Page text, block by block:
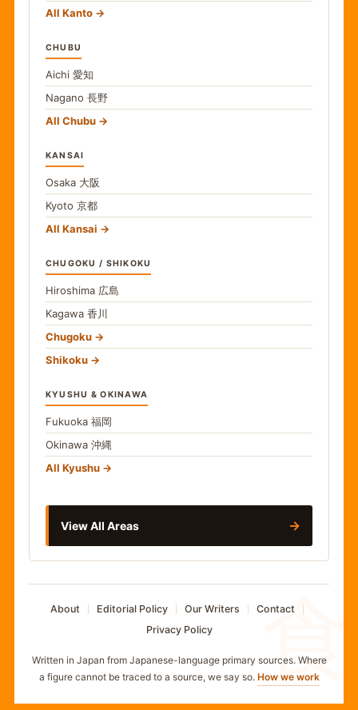
食
All Kanto
CHUBU
Aichi 愛知
Nagano 長野
All Chubu
KANSAI
Osaka 大阪
Kyoto 京都
All Kansai
CHUGOKU / SHIKOKU
Hiroshima 広島
Kagawa 香川
Chugoku
Shikoku
KYUSHU & OKINAWA
Fukuoka 福岡
Okinawa 沖縄
All Kyushu
View All Areas →
About Editorial Policy Our Writers
Contact
Privacy Policy
Written in Japan from Japanese-language primary sources. Where
a figure cannot be traced to a source, we say so. How we work